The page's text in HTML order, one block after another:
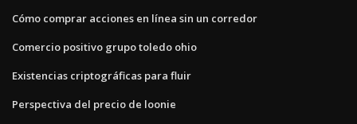
Cómo comprar acciones en línea sin un corredor
Comercio positivo grupo toledo ohio
Existencias criptográficas para fluir
Perspectiva del precio de loonie